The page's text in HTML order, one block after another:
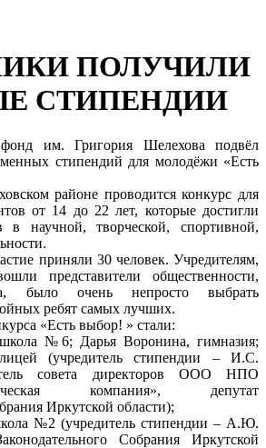
ПОЛУЧИЛИ
СТИПЕНДИИ
фонд им. Григория Шелехова подвёл
стипендий для молодёжи «Есть
районе проводится конкурс для
от 14 до 22 лет, которые достигли
в научной, творческой, спортивной,
приняли 30 человек. Учредителям,
представители общественности,
было очень непросто выбрать
ребят самых лучших.
«Есть выбор! » стали:
№6; Дарья Воронина, гимназия;
(учредитель стипендии – И.С.
совета директоров ООО НПО
компания», депутат
Иркутской области);
№2 (учредитель стипендии – А.Ю.
Собрания Иркутской